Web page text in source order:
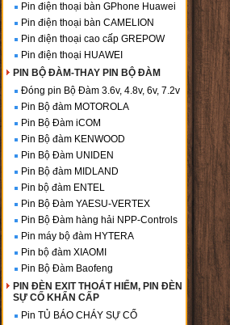
Pin điện thoại bàn GPhone Huawei
Pin điện thoại bàn CAMELION
Pin điện thoại cao cấp GREPOW
Pin điện thoại HUAWEI
PIN BỘ ĐÀM-THAY PIN BỘ ĐÀM
Đóng pin Bộ Đàm 3.6v, 4.8v, 6v, 7.2v
Pin Bộ đàm MOTOROLA
Pin Bộ Đàm iCOM
Pin Bộ đàm KENWOOD
Pin Bộ Đàm UNIDEN
Pin Bộ đàm MIDLAND
Pin bộ đàm ENTEL
Pin Bộ Đàm YAESU-VERTEX
Pin Bộ Đàm hàng hải NPP-Controls
Pin máy bộ đàm HYTERA
Pin bộ đàm XIAOMI
Pin Bộ Đàm Baofeng
PIN ĐÈN EXIT THOÁT HIỂM, PIN ĐÈN
SỰ CỐ KHẨN CẤP
Pin TỦ BÁO CHÁY SỰ CỐ